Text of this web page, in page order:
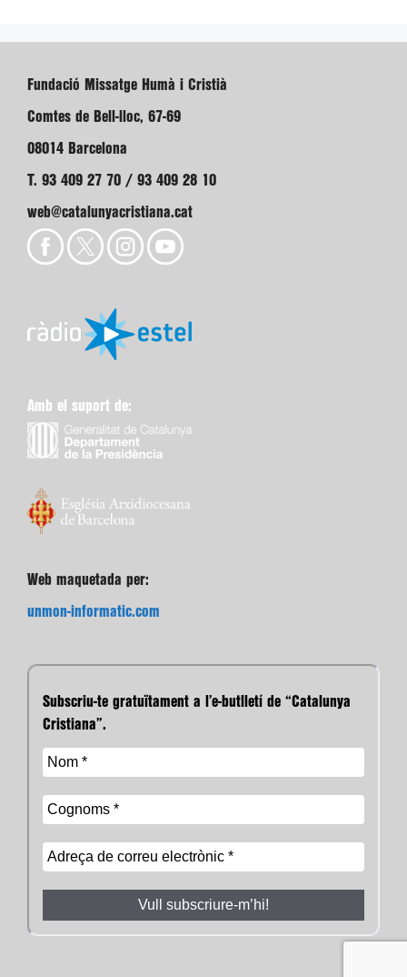
Fundació Missatge Humà i Cristià
Comtes de Bell-lloc, 67-69
08014 Barcelona
T. 93 409 27 70 / 93 409 28 10
web@catalunyacristiana.cat
Amb el suport de:
Web maquetada per:
unmon-informatic.com
Subscriu-te gratuïtament a l’e-butlletí de “Catalunya
Cristiana”.